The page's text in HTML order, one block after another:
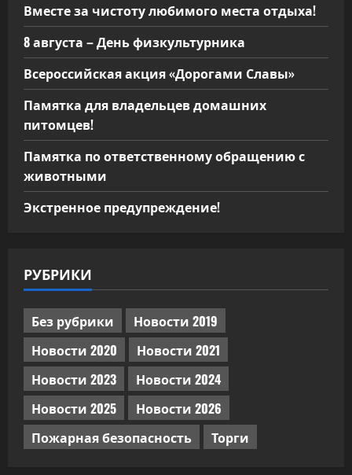
Вместе за чистоту любимого места отдыха!
8 августа – День физкультурника
Всероссийская акция «Дорогами Славы»
Памятка для владельцев домашних
питомцев!
Памятка по ответственному обращению с
животными
Экстренное предупреждение!
РУБРИКИ
Без рубрики
Новости 2019
Новости 2020
Новости 2021
Новости 2023
Новости 2024
Новости 2025
Новости 2026
Пожарная безопасность
Торги